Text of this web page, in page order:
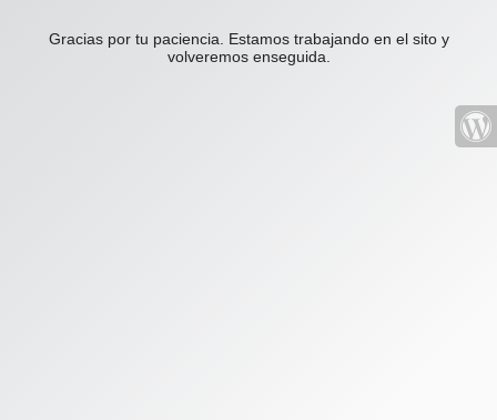
Gracias por tu paciencia. Estamos trabajando en el sito y
volveremos enseguida.